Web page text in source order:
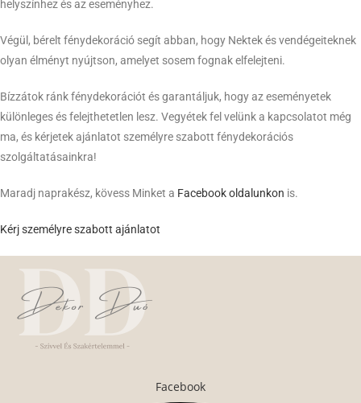
helyszínhez és az eseményhez.
Végül, bérelt fénydekoráció segít abban, hogy Nektek és vendégeiteknek
olyan élményt nyújtson, amelyet sosem fognak elfelejteni.
Bízzátok ránk fénydekorációt és garantáljuk, hogy az eseményetek
különleges és felejthetetlen lesz. Vegyétek fel velünk a kapcsolatot még
ma, és kérjetek ajánlatot személyre szabott fénydekorációs
szolgáltatásainkra!
Maradj naprakész, kövess Minket a Facebook oldalunkon is.
Kérj személyre szabott ajánlatot
Facebook